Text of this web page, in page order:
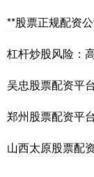
**股票正规配资
杠杆炒股风险：
吴忠股票配资平
郑州股票配资平
山西太原股票配